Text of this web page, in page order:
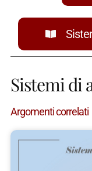
Sistemi di
Argomenti correlati